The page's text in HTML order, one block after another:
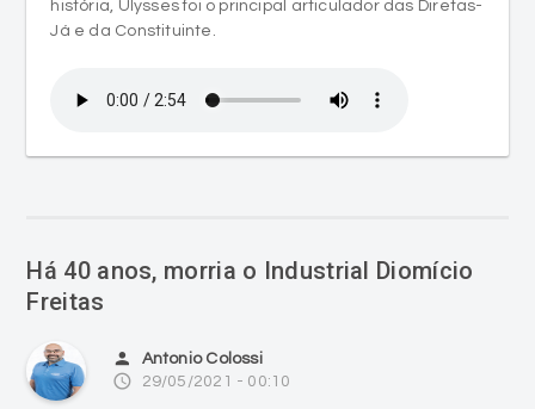
person Antonio Colossi
O industrial Diomício Freitas, então com 70 anos de idade,
falecia de embolia cerebral, às 19h, de 29 de maio de 1981,